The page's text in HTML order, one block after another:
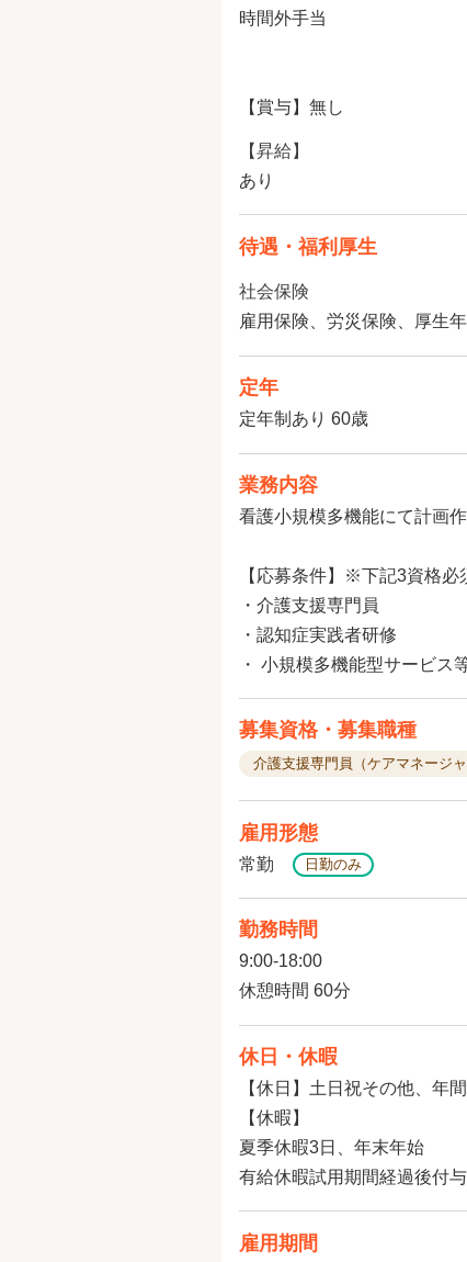
時間外手当
【賞与】無し
【昇給】
あり
待遇・福利厚生
社会保険
雇用保険、労災保険、厚生
定年
定年制あり 60歳
業務内容
看護小規模多機能にて計画
【応募条件】※下記3資格必
・介護支援専門員
・認知症実践者研修
・ 小規模多機能型サービス
募集資格・募集職種
介護支援専門員（ケアマネージャ
雇用形態
常勤 日勤のみ
勤務時間
9:00-18:00
休憩時間 60分
休日・休暇
【休日】土日祝その他、年
【休暇】
夏季休暇3日、年末年始
有給休暇試用期間経過後付
雇用期間